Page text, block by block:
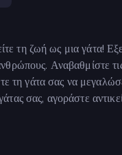
τη ζωή ως μια γάτα!
Αναβαθμίστε
τη γάτα σας να
σας, αγοράστε